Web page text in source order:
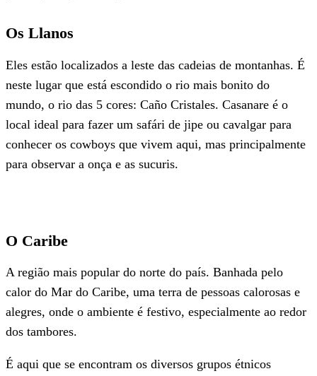
Os Llanos
Eles estão localizados a leste das cadeias de montanhas. É
neste lugar que está escondido o rio mais bonito do
mundo, o rio das 5 cores: Caño Cristales. Casanare é o
local ideal para fazer um safári de jipe ou cavalgar para
conhecer os cowboys que vivem aqui, mas principalmente
para observar a onça e as sucuris.
O Caribe
A região mais popular do norte do país. Banhada pelo
calor do Mar do Caribe, uma terra de pessoas calorosas e
alegres, onde o ambiente é festivo, especialmente ao redor
dos tambores.
É aqui que se encontram os diversos grupos étnicos